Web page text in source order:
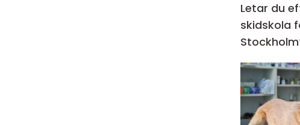
Letar du
skidskola